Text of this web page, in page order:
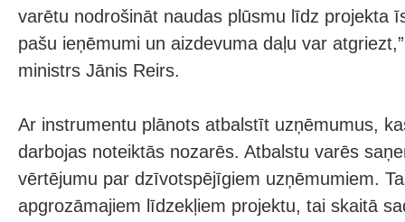
varētu nodrošināt naudas plūsmu līdz projekta
pašu ieņēmumi un aizdevuma daļu var
ministrs Jānis Reirs.
Ar instrumentu plānots atbalstīt uzņēmumus,
darbojas noteiktās nozarēs. Atbalstu varēs
vērtējumu par dzīvotspējīgiem uzņēmumiem.
apgrozāmajiem līdzekļiem projektu, tai skaitā